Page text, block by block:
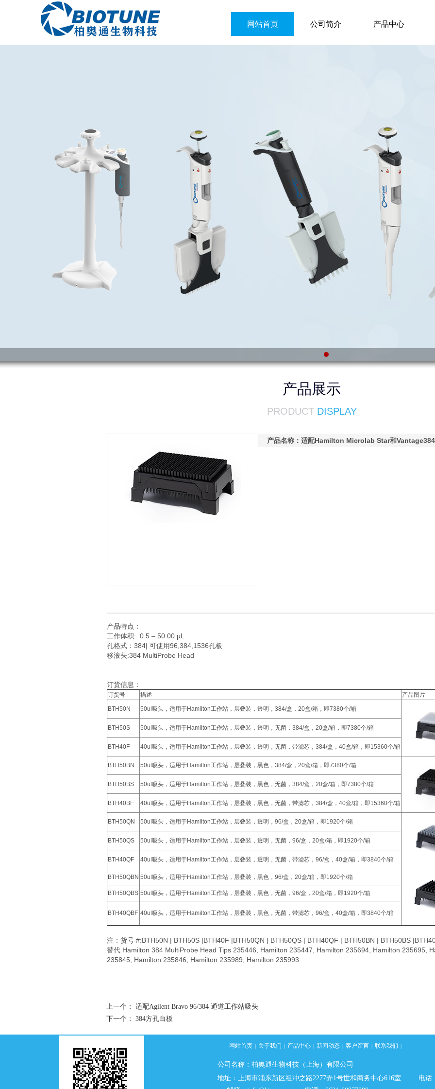
网站首页 公司简介 产品中心
产品展示
PRODUCT DISPLAY
产品名称：适配Hamilton Microlab Star和
产品特点：
工作体积: 0.5 – 50.00 µL
孔格式：384| 可使用96,384,1536孔板
移液头:384 MultiProbe Head
订货信息：
订货号 描述 产品图片
BTH50N 50ul吸头，适用于Hamilton工作站，层叠装，透明，384/盒，20盒/箱，即7380个/箱
BTH50S 50ul吸头，适用于Hamilton工作站，层叠装，透明，无菌，384/盒，20盒/箱，即7380个/箱
BTH40F 40ul吸头，适用于Hamilton工作站，层叠装，透明，无菌，带滤芯，384/盒，40盒/箱，即15360个/箱
BTH50BN 50ul吸头，适用于Hamilton工作站，层叠装，黑色，384/盒，20盒/箱，即7380个/箱
BTH50BS 50ul吸头，适用于Hamilton工作站，层叠装，黑色，无菌，384/盒，20盒/箱，即7380个/箱
BTH40BF 40ul吸头，适用于Hamilton工作站，层叠装，黑色，无菌，带滤芯，384/盒，40盒/箱，即15360个/箱
BTH50QN 50ul吸头，适用于Hamilton工作站，层叠装，透明，96/盒，20盒/箱，即1920个/箱
BTH50QS 50ul吸头，适用于Hamilton工作站，层叠装，透明，无菌，96/盒，20盒/箱，即1920个/箱
BTH40QF 40ul吸头，适用于Hamilton工作站，层叠装，透明，无菌，带滤芯，96/盒，40盒/箱，即3840个/箱
BTH50QBN 50ul吸头，适用于Hamilton工作站，层叠装，黑色，96/盒，20盒/箱，即1920个/箱
BTH50QBS 50ul吸头，适用于Hamilton工作站，层叠装，黑色，无菌，96/盒，20盒/箱，即1920个/箱
BTH40QBF 40ul吸头，适用于Hamilton工作站，层叠装，黑色，无菌，带滤芯，96/盒，40盒/箱，即3840个/箱
注：货号 #:BTH50N | BTH50S |BTH40F |BTH50QN | BTH50QS | BTH40QF | BTH50BN | BTH50BS
替代 Hamilton 384 MultiProbe Head Tips 235446, Hamilton 235447, Hamilton 235694, Hamilton 235695,
235845, Hamilton 235846, Hamilton 235989, Hamilton 235993
上一个： 适配Agilent Bravo 96/384 通道工作站吸头
下一个： 384方孔白板
公司名称：柏奥通生物科技（上海）有限公司
地址： 上海市浦东新区祖冲之路2277弄1号世和商务中心616室 电话
网站首页 | 关于我们 | 产品中心 | 新闻动态 | 客户留言 | 联系我们 |